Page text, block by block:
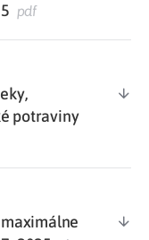
pdf
potraviny